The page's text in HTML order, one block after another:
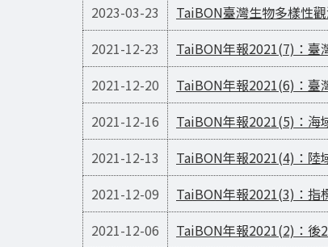
2023-03-23
TaiBON臺灣生物多樣性
2021-12-23
TaiBON年報2021(7)：臺
2021-12-20
TaiBON年報2021(6)：臺
2021-12-16
TaiBON年報2021(5)：海
2021-12-13
TaiBON年報2021(4)：陸
2021-12-09
TaiBON年報2021(3)：指
2021-12-06
TaiBON年報2021(2)：後